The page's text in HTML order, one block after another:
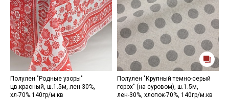
Полулен "Родные узоры"
цв.красный, ш.1.5м, лен-30%,
хл-70%.140гр/м.кв
Полулен "Крупный темно-серый
горох" (на суровом), ш.1.5м,
лен-30%, хлопок-70%, 140гр/м.кв